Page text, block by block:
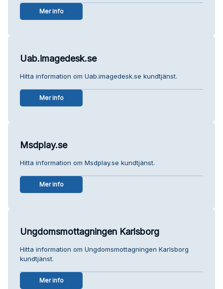
Mer info
Uab.imagedesk.se
Hitta information om Uab.imagedesk.se kundtjänst.
Mer info
Msdplay.se
Hitta information om Msdplay.se kundtjänst.
Mer info
Ungdomsmottagningen Karlsborg
Hitta information om Ungdomsmottagningen Karlsborg
kundtjänst.
Mer info